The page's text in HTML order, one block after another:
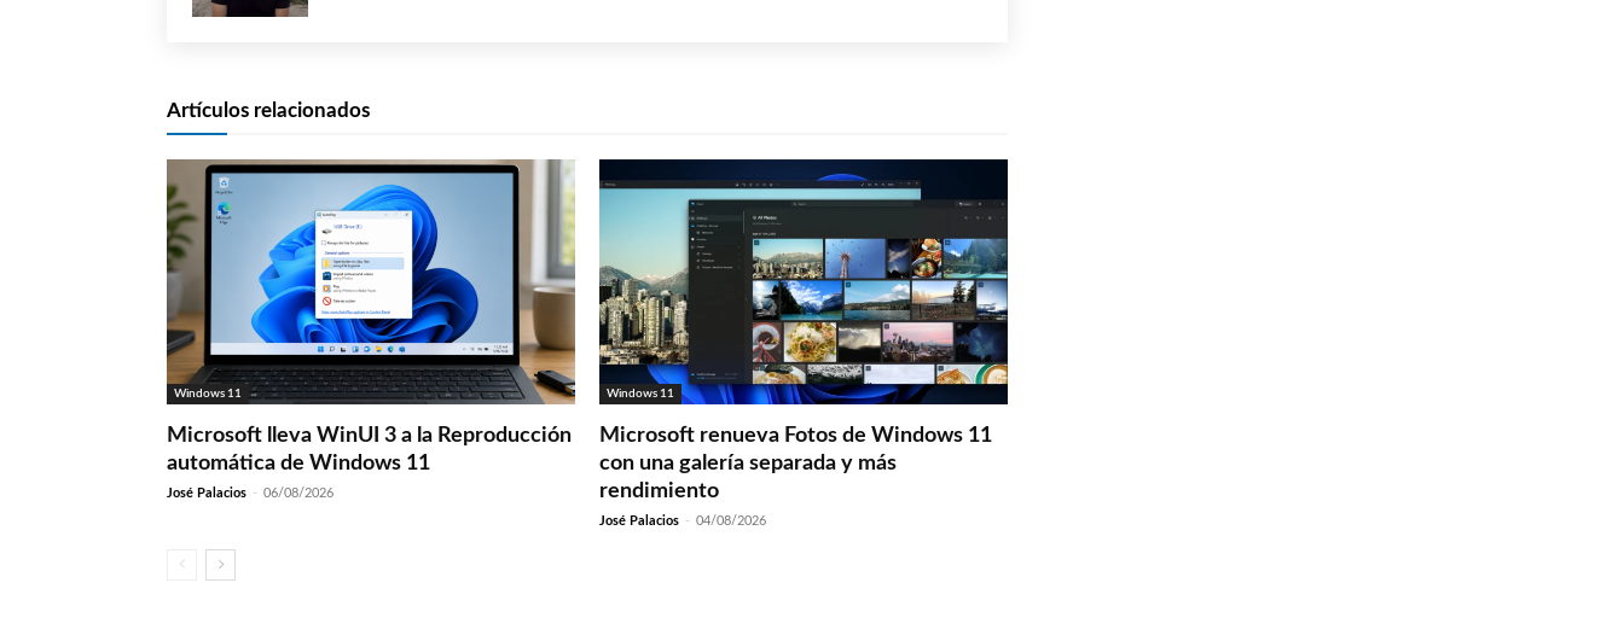
Artículos relacionados
Windows 11
Microsoft lleva WinUI 3 a la Reproducción
automática de Windows 11
José Palacios - 06/08/2026
Windows 11
Microsoft renueva Fotos de Windows 11
con una galería separada y más
rendimiento
José Palacios - 04/08/2026